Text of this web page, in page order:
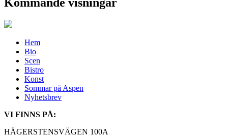
Kommande visningar
Hem
Bio
Scen
Bistro
Konst
Sommar på Aspen
Nyhetsbrev
VI FINNS PÅ:
HÄGERSTENSVÄGEN 100A